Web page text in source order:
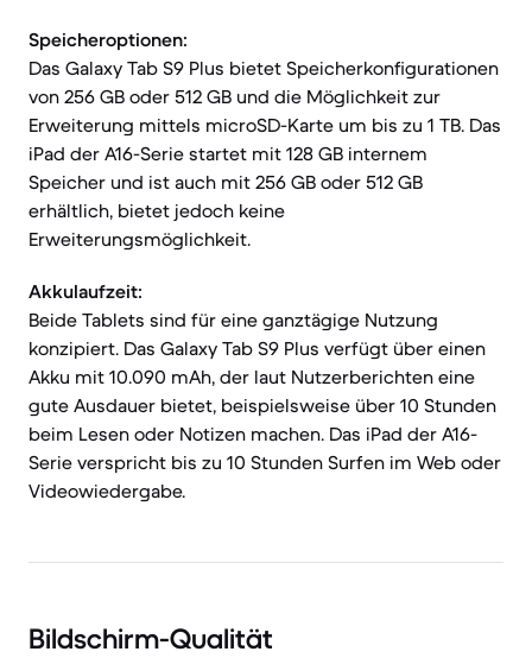
Speicheroptionen:
Das Galaxy Tab S9 Plus bietet Speicherkonfigurationen
von 256 GB oder 512 GB und die Möglichkeit zur
Erweiterung mittels microSD-Karte um bis zu 1 TB. Das
iPad der A16-Serie startet mit 128 GB internem
Speicher und ist auch mit 256 GB oder 512 GB
erhältlich, bietet jedoch keine
Erweiterungsmöglichkeit.
Akkulaufzeit:
Beide Tablets sind für eine ganztägige Nutzung
konzipiert. Das Galaxy Tab S9 Plus verfügt über einen
Akku mit 10.090 mAh, der laut Nutzerberichten eine
gute Ausdauer bietet, beispielsweise über 10 Stunden
beim Lesen oder Notizen machen. Das iPad der A16-
Serie verspricht bis zu 10 Stunden Surfen im Web oder
Videowiedergabe.
Bildschirm-Qualität